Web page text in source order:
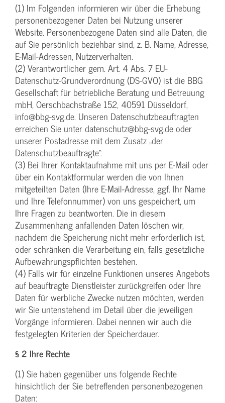
(1) Im Folgenden informieren wir über die Erhebung
personenbezogener Daten bei Nutzung unserer
Website. Personenbezogene Daten sind alle Daten, die
auf Sie persönlich beziehbar sind, z. B. Name, Adresse,
E-Mail-Adressen, Nutzerverhalten.
(2) Verantwortlicher gem. Art. 4 Abs. 7 EU-
Datenschutz-Grundverordnung (DS-GVO) ist die BBG
Gesellschaft für betriebliche Beratung und Betreuung
mbH, Oerschbachstraße 152, 40591 Düsseldorf,
info@bbg-svg.de. Unseren Datenschutzbeauftragten
erreichen Sie unter datenschutz@bbg-svg.de oder
unserer Postadresse mit dem Zusatz „der
Datenschutzbeauftragte“.
(3) Bei Ihrer Kontaktaufnahme mit uns per E-Mail oder
über ein Kontaktformular werden die von Ihnen
mitgeteilten Daten (Ihre E-Mail-Adresse, ggf. Ihr Name
und Ihre Telefonnummer) von uns gespeichert, um
Ihre Fragen zu beantworten. Die in diesem
Zusammenhang anfallenden Daten löschen wir,
nachdem die Speicherung nicht mehr erforderlich ist,
oder schränken die Verarbeitung ein, falls gesetzliche
Aufbewahrungspflichten bestehen.
(4) Falls wir für einzelne Funktionen unseres Angebots
auf beauftragte Dienstleister zurückgreifen oder Ihre
Daten für werbliche Zwecke nutzen möchten, werden
wir Sie untenstehend im Detail über die jeweiligen
Vorgänge informieren. Dabei nennen wir auch die
festgelegten Kriterien der Speicherdauer.
§ 2 Ihre Rechte
(1) Sie haben gegenüber uns folgende Rechte
hinsichtlich der Sie betreffenden personenbezogenen
Daten: